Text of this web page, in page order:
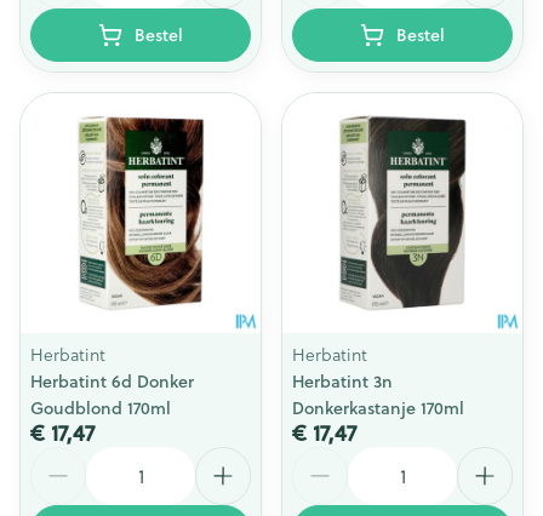
Bestel Bestel
Herbatint
Herbatint 6d Donker
Goudblond 170ml
€ 17,47
Herbatint
Herbatint 3n
Donkerkastanje 170ml
€ 17,47